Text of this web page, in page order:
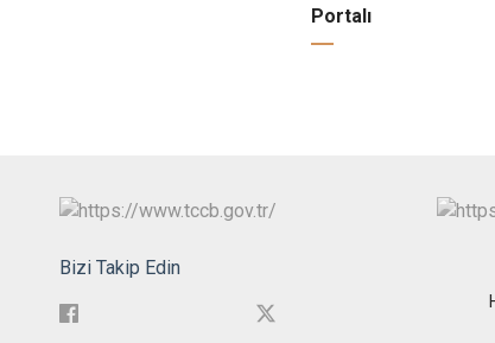
Portalı
Bizi Takip Edin